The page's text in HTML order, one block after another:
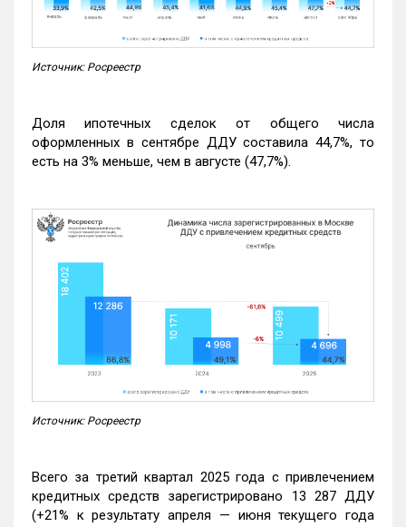
Источник: Росреестр
Доля ипотечных сделок от общего числа
оформленных в сентябре ДДУ составила 44,7%, то
есть на 3% меньше, чем в августе (47,7%).
Источник: Росреестр
Всего за третий квартал 2025 года с привлечением
кредитных средств зарегистрировано 13 287 ДДУ
(+21% к результату апреля — июня текущего года